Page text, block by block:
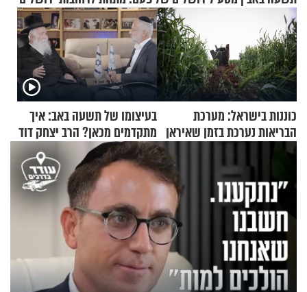
כוננות בישראל: מערכת
הבריאות נערכת בזמן שאיראן
מאיימת על הבריטים
בעיצומו של תשעה באב: איך
מתקדמים מכאן? הרב יצחק דוד
גרוסמן בשיחה מיוחדת